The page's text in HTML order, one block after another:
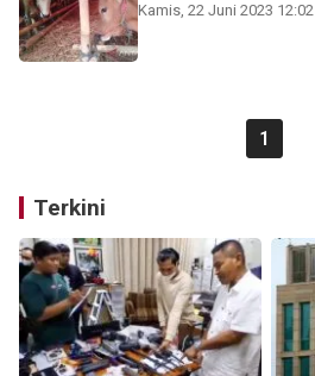
Kamis, 22 Juni 2023 12:02
1
Terkini